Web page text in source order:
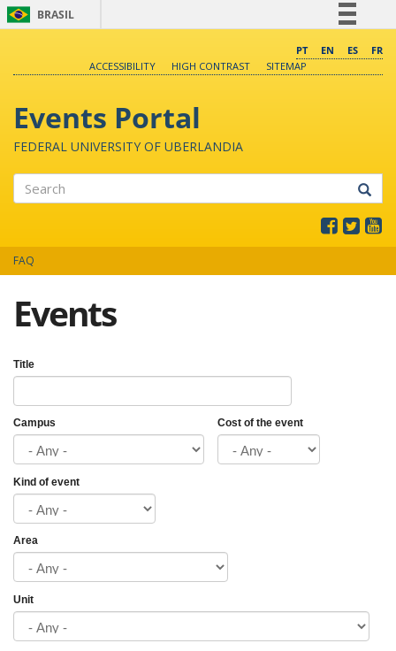
BRASIL
Comunica BR
Canais
PT EN ES
FR
ACCESSIBILITY
HIGH CONTRAST SITEMAP
Events Portal
FEDERAL UNIVERSITY OF UBERLANDIA
FAQ
Events
Title
Campus Cost of the event
Kind of event
Area
Unit